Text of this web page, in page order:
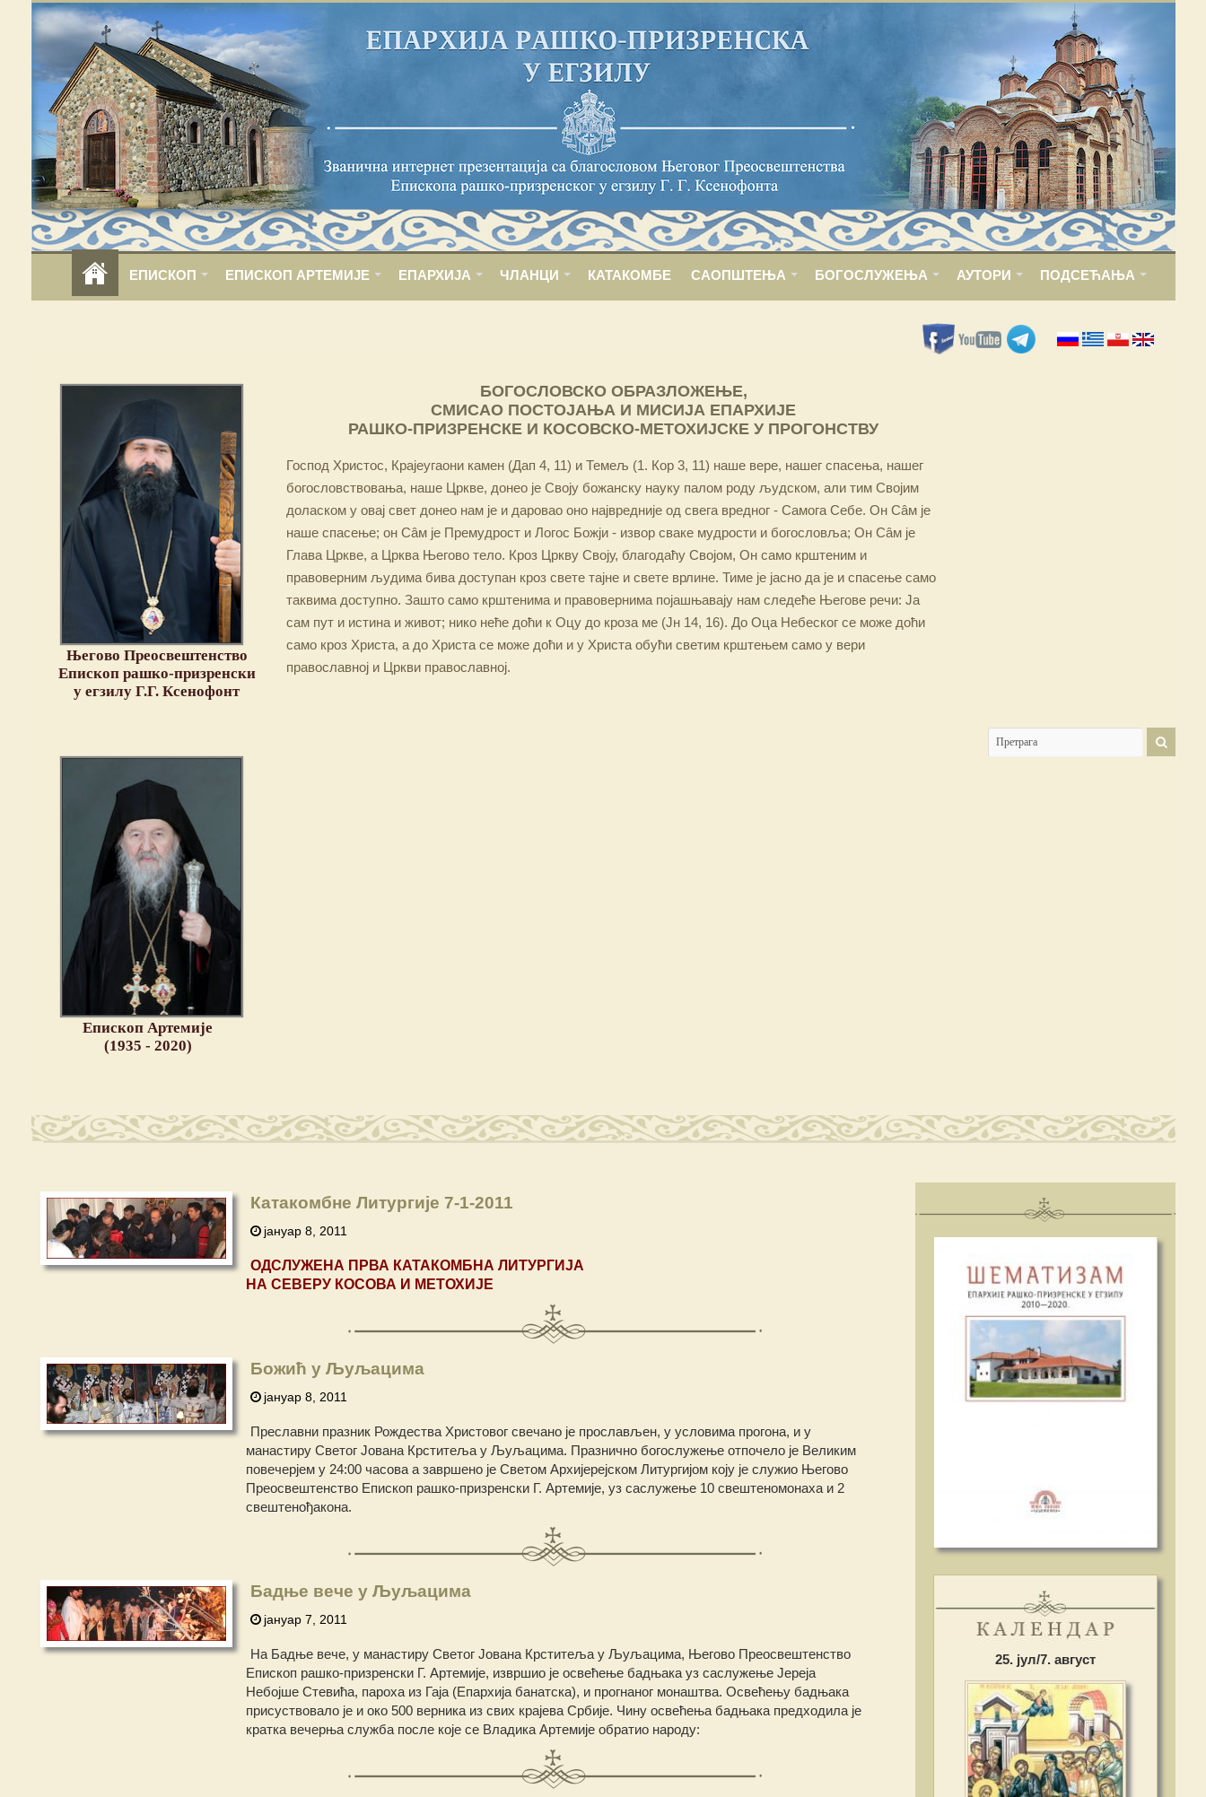
ЕПИСКОП ЕПИСКОП АРТЕМИЈЕ ЕПАРХИЈА ЧЛАНЦИ КАТАКОМБЕ САОПШТЕЊА БОГОСЛУЖЕЊА АУТОРИ ПОДСЕЋАЊА
Његово Преосвештенство
Епископ рашко-призренски
у егзилу Г.Г. Ксенофонт
БОГОСЛОВСКО ОБРАЗЛОЖЕЊЕ,
СМИСАО ПОСТОЈАЊА И МИСИЈА ЕПАРХИЈЕ
РАШКО-ПРИЗРЕНСКЕ И КОСОВСКО-МЕТОХИЈСКЕ У ПРОГОНСТВУ
Господ Христос, Крајеугаони камен (Дап 4, 11) и Темељ (1. Кор 3, 11) наше вере, нашег спасења, нашег
богословствовања, наше Цркве, донео је Своју божанску науку палом роду људском, али тим Својим
доласком у овај свет донео нам је и даровао оно највредније од свега вредног - Самога Себе. Он Сâм је
наше спасење; он Сâм је Премудрост и Логос Божји - извор сваке мудрости и богословља; Он Сâм је
Глава Цркве, а Црква Његово тело. Кроз Цркву Своју, благодаћу Својом, Он само крштеним и
правоверним људима бива доступан кроз свете тајне и свете врлине. Тиме је јасно да је и спасење само
таквима доступно. Зашто само крштенима и правовернима појашњавају нам следеће Његове речи: Ја
сам пут и истина и живот; нико неће доћи к Оцу до кроза ме (Јн 14, 16). До Оца Небеског се може доћи
само кроз Христа, а до Христа се може доћи и у Христа обући светим крштењем само у вери
православној и Цркви православној.
Епископ Артемије
(1935 - 2020)
Катакомбне Литургије 7-1-2011
јануар 8, 2011
ОДСЛУЖЕНА ПРВА КАТАКОМБНА ЛИТУРГИЈА
НА СЕВЕРУ КОСОВА И МЕТОХИЈЕ
Божић у Љуљацима
јануар 8, 2011
Преславни празник Рождества Христовог свечано је прослављен, у условима прогона, и у
манастиру Светог Јована Крститеља у Љуљацима. Празнично богослужење отпочело је Великим
повечерјем у 24:00 часова а завршено је Светом Архијерејском Литургијом коју је служио Његово
Преосвештенство Епископ рашко-призренски Г. Артемије, уз саслужење 10 свештеномонаха и 2
свештенођакона.
Бадње вече у Љуљацима
јануар 7, 2011
На Бадње вече, у манастиру Светог Јована Крститеља у Љуљацима, Његово Преосвештенство
Епископ рашко-призренски Г. Артемије, извршио је освећење бадњака уз саслужењe Јереја
Небојше Стевића, пароха из Гаја (Епархија банатска), и прогнаног монаштва. Освећењу бадњака
присуствовало је и око 500 верника из свих крајева Србије. Чину освећења бадњака предходила је
кратка вечерња служба после које се Владика Артемије обратио народу:
25. јул/7. август